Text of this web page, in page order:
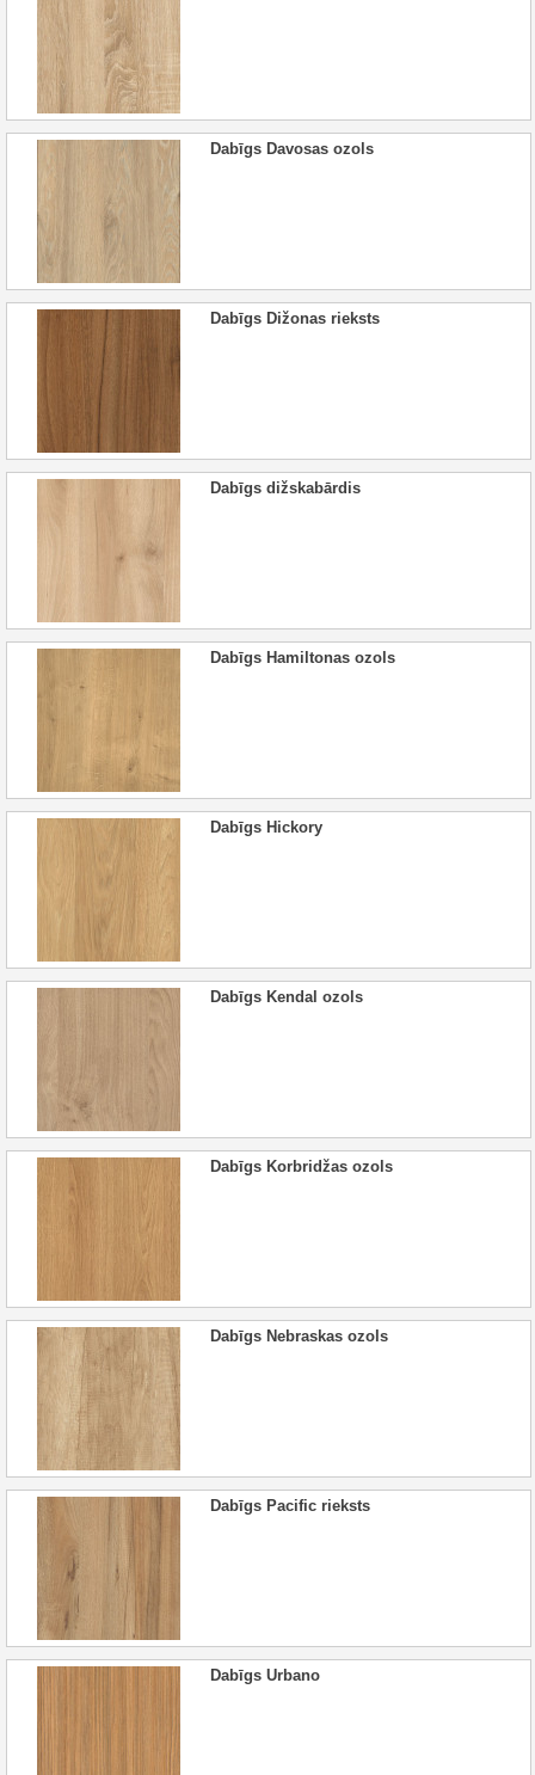
Dabīgs Davosas ozols
Dabīgs Dižonas rieksts
Dabīgs dižskabārdis
Dabīgs Hamiltonas ozols
Dabīgs Hickory
Dabīgs Kendal ozols
Dabīgs Korbridžas ozols
Dabīgs Nebraskas ozols
Dabīgs Pacific rieksts
Dabīgs Urbano